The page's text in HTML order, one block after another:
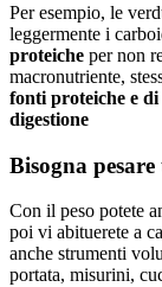
Per esempio, le
leggermente i
proteiche per non
macronutriente,
fonti proteiche e
digestione
Bisogna
Con il peso potete
poi vi abituerete a
anche strumenti
portata, misurini,